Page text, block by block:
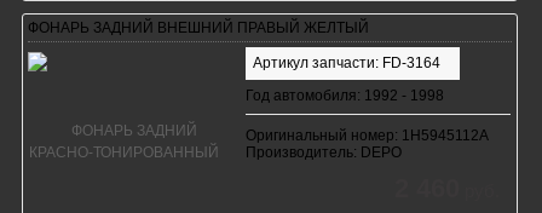
ФОНАРЬ ЗАДНИЙ ВНЕШНИЙ ПРАВЫЙ ЖЕЛТЫЙ
Артикул запчасти: FD-3164
Год автомобиля: 1992 - 1998
Оригинальный номер: 1H5945112A
Производитель: DEPO